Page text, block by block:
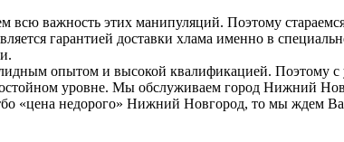
всю важность этих манипуляций. Поэтому
гарантией доставки хлама именно в
опытом и высокой квалификацией. Поэтому
уровне. Мы обслуживаем город Нижний
«цена недорого» Нижний Новгород, то мы ждем